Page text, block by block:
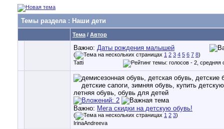
Темы раздела: Наши дети
Тема / Автор
Важно: Даты рождения малышей
( 1 2 3 4 5 6 7 8)
Tatti
Важно: Мега скидки на детскую обувь!
( 1 2 3)
IrinaAndreeva